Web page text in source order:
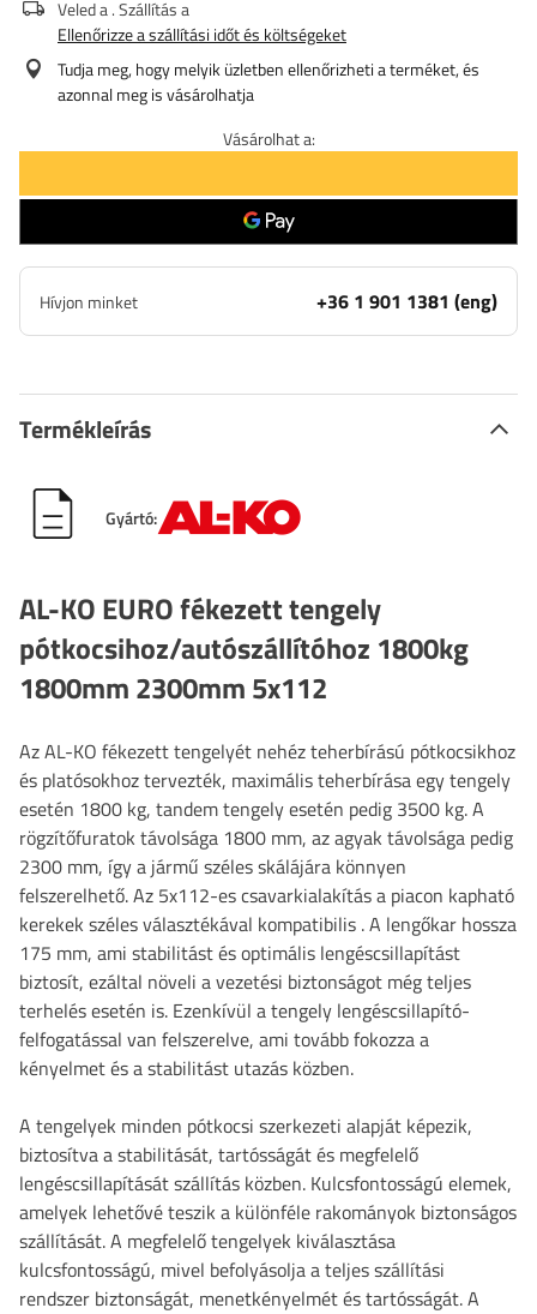
Veled a. Szállítás a
Ellenőrizze a szállítási időt és költségeket
Tudja meg, hogy melyik üzletben ellenőrizheti a terméket, és
azonnal meg is vásárolhatja
Vásárolhat a:
Hívjon minket +36 1 901 1381 (eng)
Termékleírás
Gyártó:
AL-KO EURO fékezett tengely
pótkocsihoz/autószállítóhoz 1800kg
1800mm 2300mm 5x112
Az AL-KO fékezett tengelyét nehéz teherbírású pótkocsikhoz
és platósokhoz tervezték, maximális teherbírása egy tengely
esetén 1800 kg, tandem tengely esetén pedig 3500 kg. A
rögzítőfuratok távolsága 1800 mm, az agyak távolsága pedig
2300 mm, így a jármű széles skálájára könnyen
felszerelhető.Az 5x112-es csavarkialakítás a piacon kapható
kerekek széles választékával kompatibilis . A lengőkar hossza
175 mm, ami stabilitást és optimális lengéscsillapítást
biztosít, ezáltal növeli a vezetési biztonságot még teljes
terhelés esetén is. Ezenkívül a tengely lengéscsillapító-
felfogatással van felszerelve, ami tovább fokozza a
kényelmet és a stabilitást utazás közben.
A tengelyek minden pótkocsi szerkezeti alapját képezik,
biztosítva a stabilitását, tartósságát és megfelelő
lengéscsillapítását szállítás közben. Kulcsfontosságú elemek,
amelyek lehetővé teszik a különféle rakományok biztonságos
szállítását. A megfelelő tengelyek kiválasztása
kulcsfontosságú, mivel befolyásolja a teljes szállítási
rendszer biztonságát, menetkényelmét és tartósságát. A